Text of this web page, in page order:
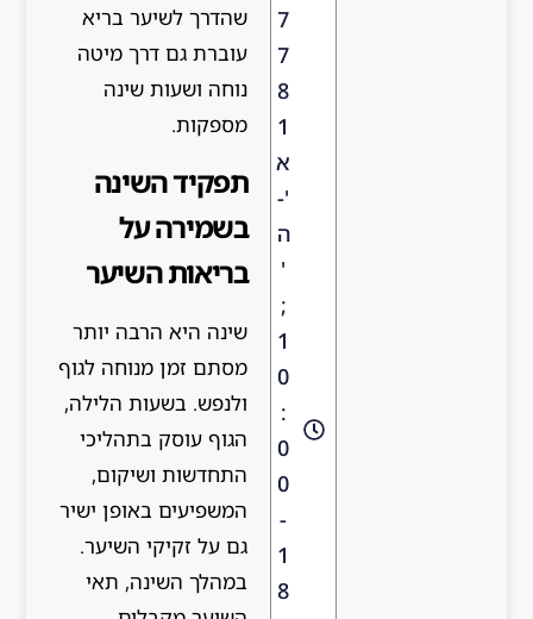
7
7
8
1
א
'-
ה
'
;
1
0
:
0
0
-
1
8
שהדרך לשיער בריא
עוברת גם דרך מיטה
נוחה ושעות שינה
מספקות.
תפקיד השינה
בשמירה על
בריאות השיער
שינה היא הרבה יותר
מסתם זמן מנוחה לגוף
ולנפש. בשעות הלילה,
הגוף עוסק בתהליכי
התחדשות ושיקום,
המשפיעים באופן ישיר
גם על זקיקי השיער.
במהלך השינה, תאי